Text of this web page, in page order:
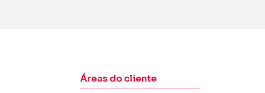
Áreas do cliente